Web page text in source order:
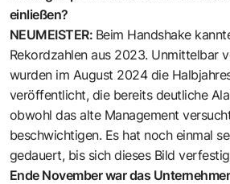
einließen?
NEUMEISTER: Beim Handshake
Rekordzahlen aus 2023. Unmittelbar
wurden im August 2024 die
veröffentlicht, die bereits deutliche
obwohl das alte Management
beschwichtigen. Es hat noch einmal
gedauert, bis sich dieses Bild
Ende November war das